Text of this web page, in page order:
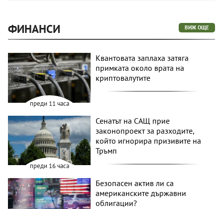
ФИНАНСИ ВИЖ ОЩЕ
преди 11 часа
Квантовата заплаха затяга
примката около врата на
криптовалутите
преди 16 часа
Сенатът на САЩ прие
законопроект за разходите,
който игнорира призивите на
Тръмп
Безопасен актив ли са
американските държавни
облигации?